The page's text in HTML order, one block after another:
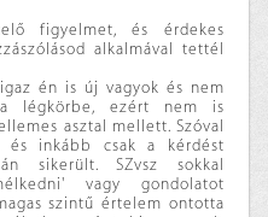
figyelmet, és érdekes
alkalmával tettél
én is új vagyok és nem
légkörbe, ezért nem is
asztal mellett. Szóval
és inkább csak a kérdést
sikerült. SZvsz sokkal
vagy gondolatot
szintű értelem ontotta